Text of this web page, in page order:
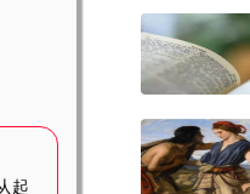
起